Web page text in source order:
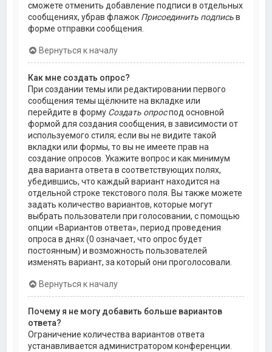
сможете отменить добавление подписи в отдельных
сообщениях, убрав флажок Присоединить подписьв
форме отправки сообщения.
Вернуться к началу
Как мне создать опрос?
При создании темы или редактировании первого
сообщения темы щёлкните на вкладке или
перейдите в форму Создать опроспод основной
формой для создания сообщения, в зависимости от
используемого стиля; если вы не видите такой
вкладки или формы, то вы не имеете прав на
создание опросов. Укажите вопрос и как минимум
два варианта ответа в соответствующих полях,
убедившись, что каждый вариант находится на
отдельной строке текстового поля. Вы также можете
задать количество вариантов, которые могут
выбрать пользователи при голосовании, с помощью
опции «Вариантов ответа», период проведения
опроса в днях (0 означает, что опрос будет
постоянным) и возможность пользователей
изменять вариант, за который они проголосовали.
Вернуться к началу
Почему я не могу добавить больше вариантов
ответа?
Ограничение количества вариантов ответа
устанавливается администратором конференции.